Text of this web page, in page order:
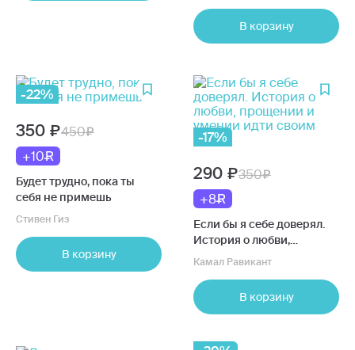
В корзину
-22%
350
450
+10
Будет трудно, пока ты
себя не примешь
Стивен Гиз
В корзину
-17%
290
350
+8
Если бы я себе доверял.
История о любви,
прощении и умении идти
Камал Равикант
В корзину